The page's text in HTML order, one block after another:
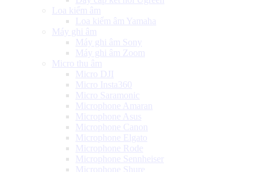
Loa kiểm âm
Loa kiểm âm Yamaha
Máy ghi âm
Máy ghi âm Sony
Máy ghi âm Zoom
Micro thu âm
Micro DJI
Micro Insta360
Micro Saramonic
Microphone Amaran
Microphone Asus
Microphone Canon
Microphone Elgato
Microphone Rode
Microphone Sennheiser
Microphone Shure